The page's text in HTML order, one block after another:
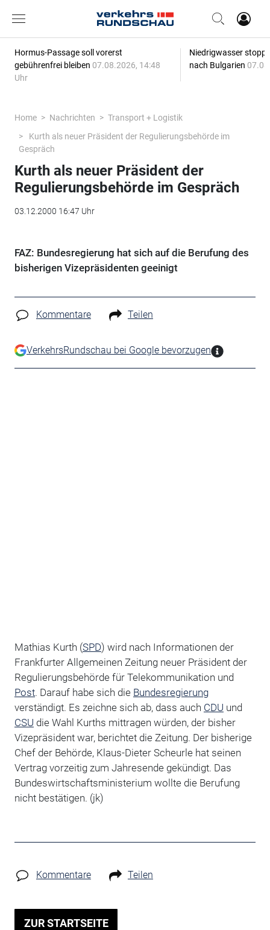
Hormus-Passage soll vorerst
gebührenfrei bleiben 07.08.2026, 14:48
Uhr
Niedrigwasser
nach Bulgarien
Home Nachrichten
Transport + Logistik
Kurth als neuer Präsident der Regulierungsbehörde im
Gespräch
Kurth als neuer Präsident der
Regulierungsbehörde im Gespräch
03.12.2000 16:47 Uhr
FAZ: Bundesregierung hat sich auf die Berufung des
bisherigen Vizepräsidenten geeinigt
Kommentare Teilen
VerkehrsRundschau bei Google bevorzugen
Mathias Kurth (SPD) wird nach Informationen der
Frankfurter Allgemeinen Zeitung neuer Präsident der
Regulierungsbehörde für Telekommunikation und
Post. Darauf habe sich die Bundesregierung
verständigt. Es zeichne sich ab, dass auch CDU und
CSU die Wahl Kurths mittragen würden, der bisher
Vizepräsident war, berichtet die Zeitung. Der bisherige
Chef der Behörde, Klaus-Dieter Scheurle hat seinen
Vertrag vorzeitig zum Jahresende gekündigt. Das
Bundeswirtschaftsministerium wollte die Berufung
nicht bestätigen. (jk)
Kommentare Teilen
ZUR STARTSEITE